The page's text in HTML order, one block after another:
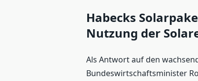
Habecks
Nutzung der
Als Antwort auf den
Bundeswirtschaftsminister